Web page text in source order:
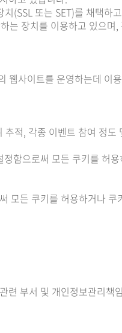
(SSL 또는 SET)를 채택하
는 장치를 이용하고 있으며
사이트를 운영하는데 이
적, 각종 이벤트 참여 정
함으로써 모든 쿠키를 허
모든 쿠키를 허용하거나
련 부서 및 개인정보관리책